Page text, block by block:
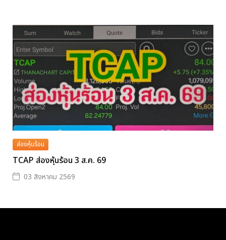
ส่องหุ้นร้อน
TCAP ส่องหุ้นร้อน 3 ส.ค. 69
03 สิงหาคม 2569